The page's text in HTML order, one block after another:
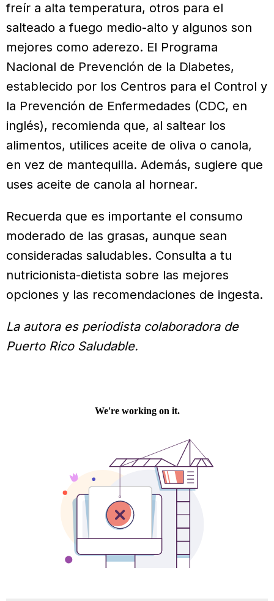
freír a alta temperatura, otros para el
salteado a fuego medio-alto y algunos son
mejores como aderezo. El Programa
Nacional de Prevención de la Diabetes,
establecido por los Cen­tros para el Control y
la Prevención de Enfermedades (CDC, en
inglés), reco­mienda que, al saltear los
alimentos, utilices aceite de oliva o canola,
en vez de mantequilla. Además, sugiere que
uses aceite de canola al hornear.
Recuerda que es importante el con­sumo
moderado de las grasas, aunque sean
consideradas saludables. Consul­ta a tu
nutricionista-dietista sobre las mejores
opciones y las recomendacio­nes de ingesta.
La autora es periodista colaboradora de
Puerto Rico Saludable.